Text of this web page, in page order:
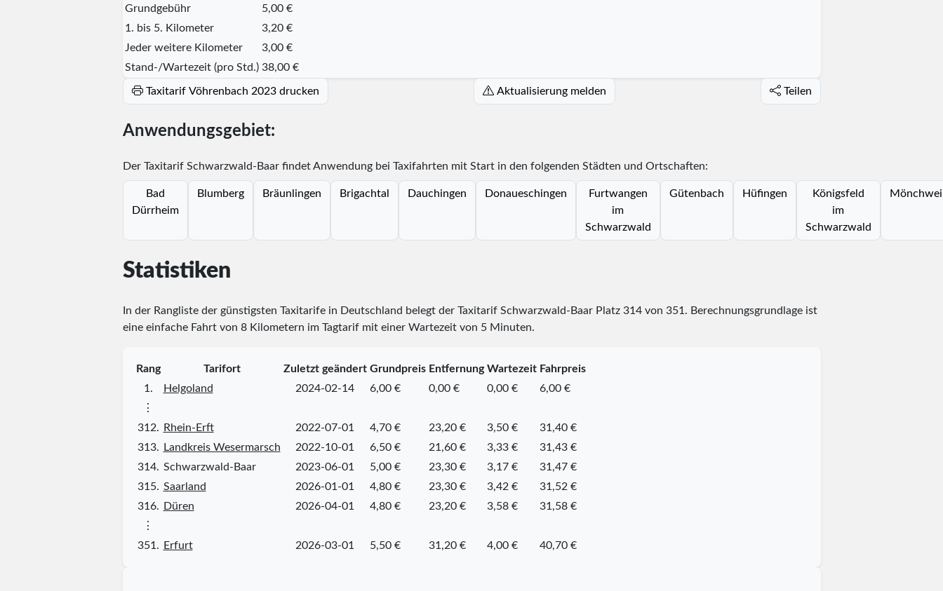
Grundgebühr
5,00 €
1. bis 5. Kilometer
3,20 €
Jeder weitere Kilometer
3,00 €
Stand-/Wartezeit (pro Std.) 38,00 €
Taxitarif Vöhrenbach 2023 drucken Aktualisierung melden Teilen
Anwendungsgebiet:
Der Taxitarif Schwarzwald-Baar findet Anwendung bei Taxifahrten mit Start in den folgenden Städten und Ortschaften:
Bad
Dürrheim
Blumberg Bräunlingen Brigachtal Dauchingen Donaueschingen
Furtwangen
im
Schwarzwald
Gütenbach Hüfingen
Königsfeld
im
Schwarzwald
Statistiken
In der Rangliste der günstigsten Taxitarife in Deutschland belegt der Taxitarif Schwarzwald-Baar Platz 314von 351 . Berechnungsgrundlage ist
eine einfache Fahrt von 8 Kilometern im Tagtarif mit einer Wartezeit von 5 Minuten.
Rang Tarifort Zuletzt geändert Grundpreis Entfernung Wartezeit Fahrpreis
1.
Helgoland 2024-02-14 6,00 € 0,00 € 0,00 €
6,00 €
⋮
312.
Rhein-Erft 2022-07-01 4,70 € 23,20 € 3,50 €
31,40 €
313.
Landkreis Wesermarsch 2022-10-01 6,50 € 21,60 € 3,33 €
31,43 €
314. Schwarzwald-Baar 2023-06-01 5,00 € 23,30 € 3,17 €
31,47 €
315. Saarland 2026-01-01 4,80 € 23,30 € 3,42 €
31,52 €
316.
Düren 2026-04-01 4,80 € 23,20 € 3,58 €
31,58 €
⋮
351.
Erfurt 2026-03-01 5,50 € 31,20 € 4,00 € 40,70 €